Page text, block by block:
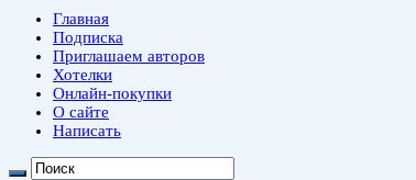
Главная
Подписка
Приглашаем авторов
Хотелки
Онлайн-покупки
О сайте
Написать